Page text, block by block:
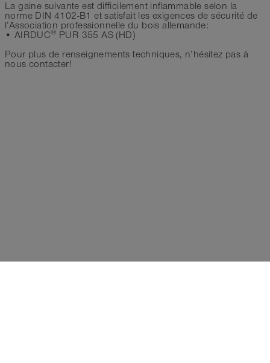
La gaine suivante est difficilement inflammable selon la
norme DIN 4102-B1 et satisfait les exigences de sécurité de
l’Association professionnelle du bois allemande:
• AIRDUC® PUR 355 AS (HD)
Pour plus de renseignements techniques, n’hésitez pas à
nous contacter!